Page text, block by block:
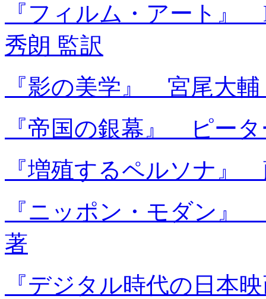
『フィルム・アート』
秀朗 監訳
『影の美学』 宮尾大
『帝国の銀幕』 ピー
『増殖するペルソナ』
『ニッポン・モダン』
著
『デジタル時代の日本